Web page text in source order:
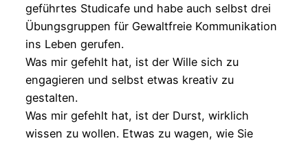
geführtes Studicafe und habe auch selbst drei
Übungsgruppen für Gewaltfreie Kommunikation
ins Leben gerufen.
Was mir gefehlt hat, ist der Wille sich zu
engagieren und selbst etwas kreativ zu
gestalten.
Was mir gefehlt hat, ist der Durst, wirklich
wissen zu wollen. Etwas zu wagen, wie Sie